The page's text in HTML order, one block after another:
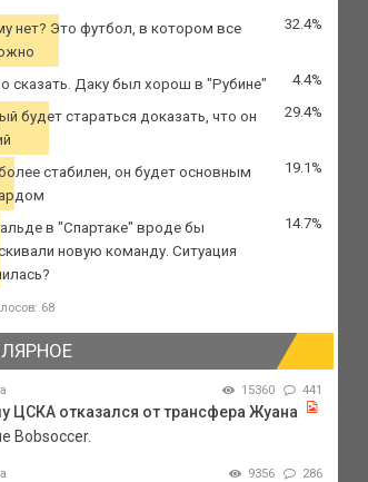
нет? Это футбол, в котором все
32.4%
сказать. Даку был хорош в "Рубине" 4.4%
будет стараться доказать, что он
29.4%
стабилен, он будет основным
19.1%
в "Спартаке" вроде бы
новую команду. Ситуация
14.7%
68
15360 441
ЦСКА отказался от трансфера Жуана
Bobsoccer.
9356 286